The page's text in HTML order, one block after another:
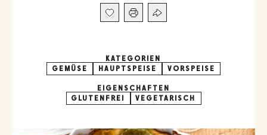
KATEGORIEN
GEMÜSE
HAUPTSPEISE VORSPEISE
EIGENSCHAFTEN
GLUTENFREI
VEGETARISCH